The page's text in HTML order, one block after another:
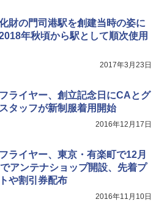
財の門司港駅を創建当時の姿に
年秋頃から駅として順次使用
2017年3月23日
ライヤー、創立記念日にCAとグ
タッフが新制服着用開始
2016年12月17日
ライヤー、東京・有楽町で12月
アンテナショップ開設、先着プ
や割引券配布
2016年11月10日